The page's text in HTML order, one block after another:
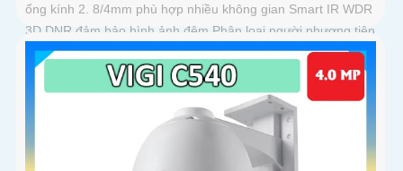
ống kính 2. 8/4mm phù hợp nhiều không gian Smart IR WDR
3D DNR đảm bảo hình ảnh đêm Phân loại người phương tiện
phát hiện xâm nhập chính xác Chuẩn nén H